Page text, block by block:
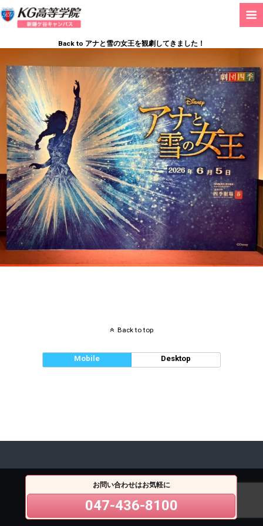
Back to アナと雪の女王を観劇してきました！
Back to top
Mobile Desktop
お問い合わせはお気軽に
047-436-8100